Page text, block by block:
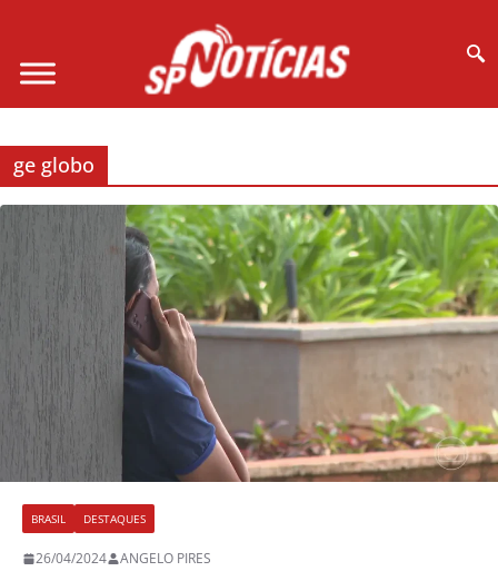
ge globo
BRASIL DESTAQUES
26/04/2024 ANGELO PIRES